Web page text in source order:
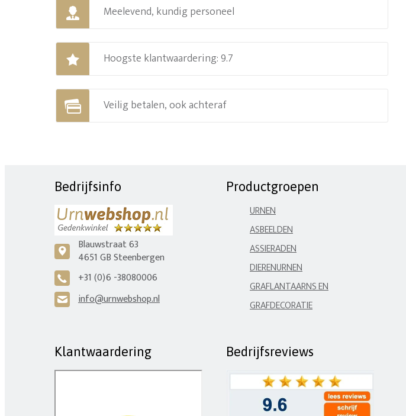
Meelevend, kundig personeel
Hoogste klantwaardering: 9.7
Veilig betalen, ook achteraf
Bedrijfsinfo
c
Blauwstraat 63
4651 GB Steenbergen
A +31 (0)6 -38080006
H info@urnwebshop.nl
Productgroepen
URNEN
ASBEELDEN
ASSIERADEN
DIERENURNEN
GRAFLANTAARNS EN
GRAFDECORATIE
Klantwaardering Bedrijfsreviews